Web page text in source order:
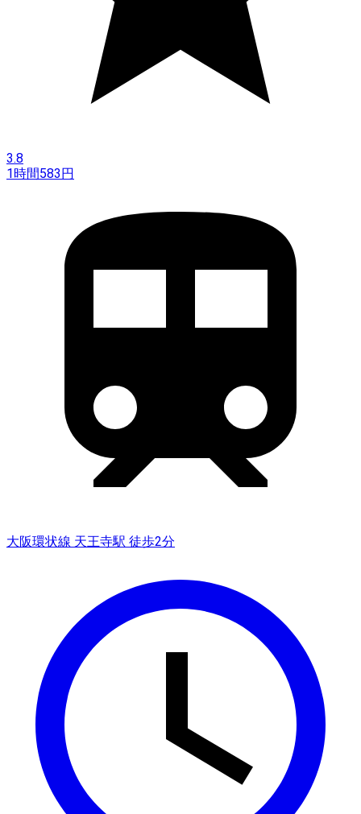
3.8
1時間583円
大阪環状線 天王寺駅 徒歩2分